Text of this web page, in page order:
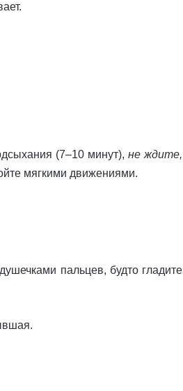
(7–10 минут), не ждите,
мягкими движениями.
пальцев, будто гладите